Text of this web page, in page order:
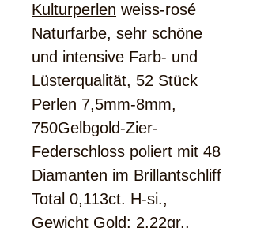
Kulturperlen weiss-rosé
Naturfarbe, sehr schöne
und intensive Farb- und
Lüsterqualität, 52 Stück
Perlen 7,5mm-8mm,
750Gelbgold-Zier-
Federschloss poliert mit 48
Diamanten im Brillantschliff
Total 0,113ct. H-si.,
Gewicht Gold: 2,22gr.,